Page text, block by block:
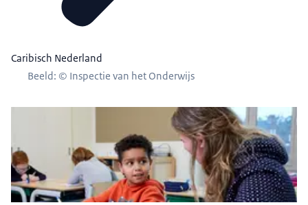
Caribisch Nederland
Beeld: © Inspectie van het Onderwijs